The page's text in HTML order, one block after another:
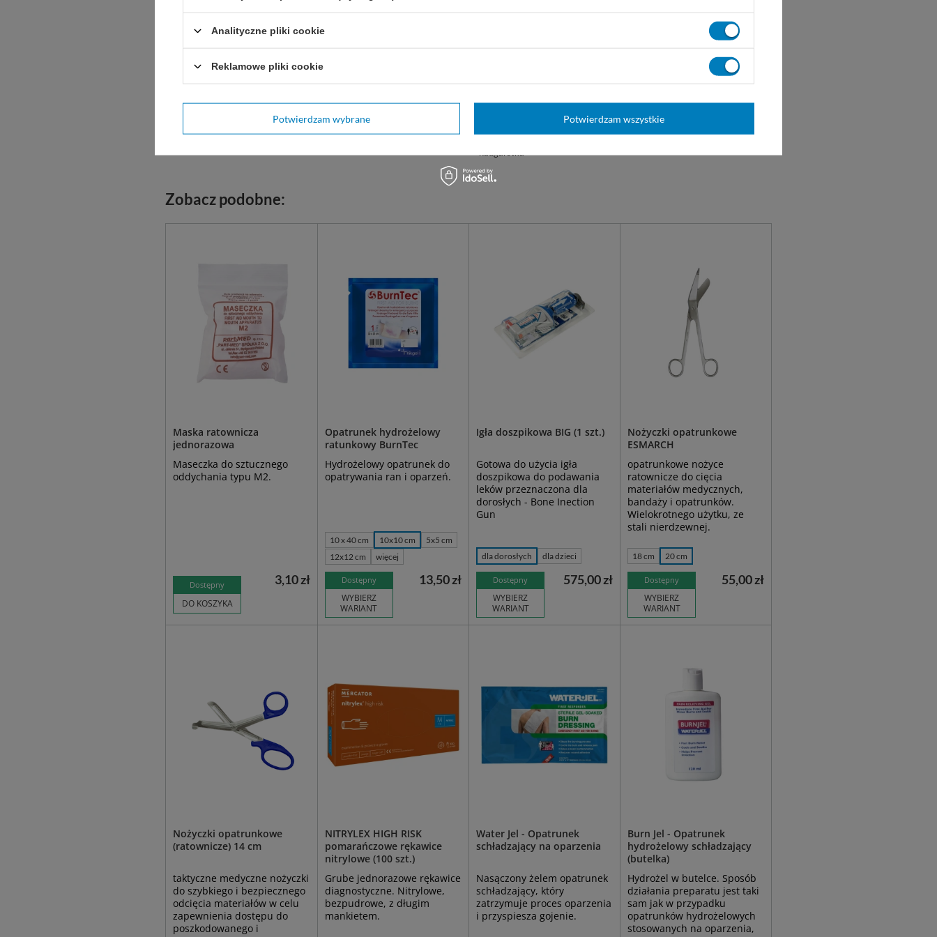
kciuka
nadgarstka
Zobacz podobne:
Maska ratownicza
jednorazowa
Maseczka do sztucznego
oddychania typu M2.
Dostępny
DO KOSZYKA
3,10 zł
Opatrunek hydrożelowy
ratunkowy BurnTec
Hydrożelowy opatrunek do
opatrywania ran i oparzeń.
10 x 40 cm 10x10 cm
5x5 cm
12x12 cm
więcej
Dostępny
WYBIERZ
WARIANT
13,50 zł
Igła doszpikowa BIG (1 szt.)
Gotowa do użycia igła
doszpikowa do podawania
leków przeznaczona dla
dorosłych - Bone Inection
Gun
dla dorosłych dla dzieci
Dostępny
WYBIERZ
WARIANT
575,00 zł
Nożyczki opatrunkowe
ESMARCH
opatrunkowe nożyce
ratownicze do cięcia
materiałów medycznych,
bandaży i opatrunków.
Wielokrotnego użytku, ze
stali nierdzewnej.
18 cm 20 cm
Dostępny
WYBIERZ
WARIANT
55,00 zł
Nożyczki opatrunkowe
(ratownicze) 14 cm
taktyczne medyczne nożyczki
do szybkiego i bezpiecznego
odcięcia materiałów w celu
zapewnienia dostępu do
poszkodowanego i
NITRYLEX HIGH RISK
pomarańczowe rękawice
nitrylowe (100 szt.)
Grube jednorazowe rękawice
diagnostyczne. Nitrylowe,
bezpudrowe, z długim
mankietem.
Water Jel - Opatrunek
schładzający na oparzenia
Nasączony żelem opatrunek
schładzający, który
zatrzymuje proces oparzenia
i przyspiesza gojenie.
Burn Jel - Opatrunek
hydrożelowy schładzający
(butelka)
Hydrożel w butelce. Sposób
działania preparatu jest taki
sam jak w przypadku
opatrunków hydrożelowych
stosowanych na oparzenia,
Analityczne pliki cookie
Reklamowe pliki cookie
Potwierdzam wybrane Potwierdzam wszystkie